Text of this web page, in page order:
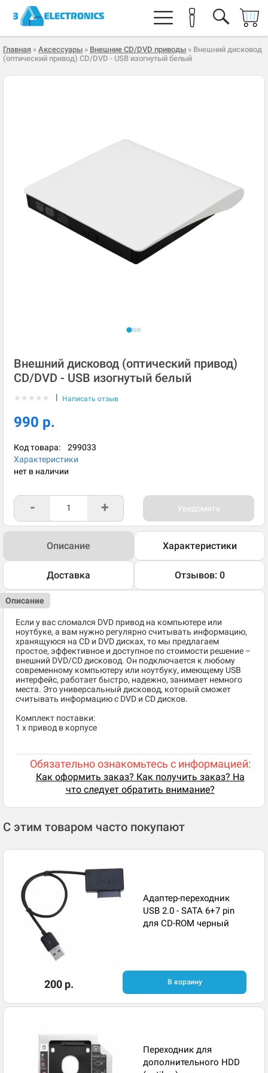
Главная » Аксессуары » Внешние CD/DVD приводы » Внешний дисковод
(оптический привод) CD/DVD - USB изогнутый белый
Внешний дисковод (оптический привод)
CD/DVD - USB изогнутый белый
★ ★ ★ ★ ★ | Написать отзыв
990 р.
Код товара: 299033
Характеристики
нет в наличии
- + Уведомить
Описание Характеристики
Доставка Отзывов: 0
Описание
Если у вас сломался DVD привод на компьютере или
ноутбуке, а вам нужно регулярно считывать информацию,
хранящуюся на CD и DVD дисках, то мы предлагаем
простое, эффективное и доступное по стоимости решение –
внешний DVD/CD дисковод. Он подключается к любому
современному компьютеру или ноутбуку, имеющему USB
интерфейс, работает быстро, надежно, занимает немного
места. Это универсальный дисковод, который сможет
считывать информацию с DVD и CD дисков.
Комплект поставки:
1 х привод в корпусе
Обязательно ознакомьтесь с информацией:
Как оформить заказ? Как получить заказ? На
что следует обратить внимание?
С этим товаром часто покупают
Адаптер-переходник
USB 2.0 - SATA 6+7 pin
для CD-ROM черный
200 р. В корзину
Переходник для
дополнительного HDD